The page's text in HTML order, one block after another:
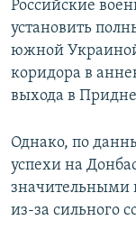
Российские
установить
южной Украиной
коридора в
выхода в
Однако, по
успехи на
значительными
из-за сильного